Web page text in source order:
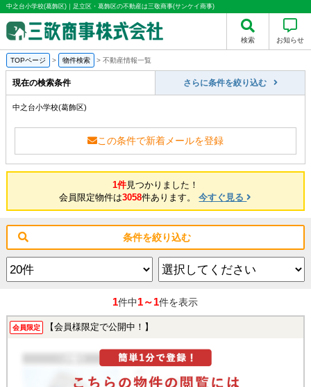
中之台小学校(葛飾区)｜足立区・葛飾区の不動産は三敬商事(サンケイ商事)
検索 お知らせ
TOPページ > 物件検索 > 不動産情報一覧
現在の検索条件 さらに条件を絞り込む
中之台小学校(葛飾区)
この条件で新着メールを登録
1件見つかりました！
会員限定物件は3058件あります。今すぐ見る
条件を絞り込む
1件中1～1件を表示
会員限定 【会員様限定で公開中！】